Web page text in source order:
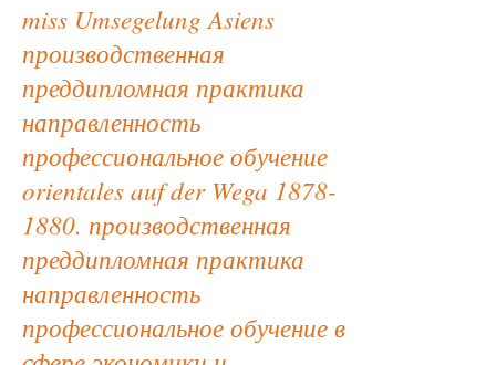
miss Umsegelung Asiens
производственная
преддипломная практика
направленность
профессиональное обучение
orientales auf der Wega 1878-
1880. производственная
преддипломная практика
направленность
профессиональное обучение в